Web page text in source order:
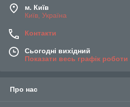
на всю продукцию есть сертификаты
соответствия. Перед применением
м. Київ
Київ, Україна
Контакти
Сьогодні вихідний
Показати весь графік роботи
Про нас